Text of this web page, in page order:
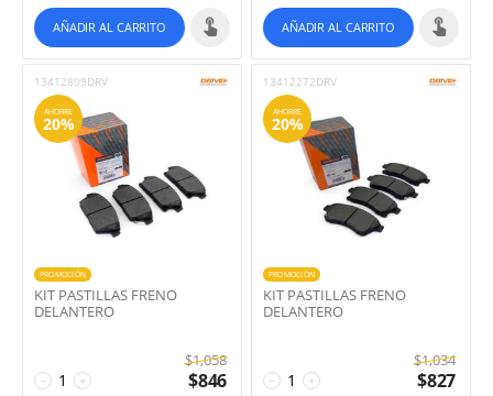
AÑADIR AL CARRITO AÑADIR AL CARRITO
13412809DRV
AHORRE
20%
PROMOCIÓN
KIT PASTILLAS FRENO
DELANTERO
+
−
$1,058
$846
13412272DRV
AHORRE
20%
PROMOCIÓN
KIT PASTILLAS FRENO
DELANTERO
+
−
$1,034
$827